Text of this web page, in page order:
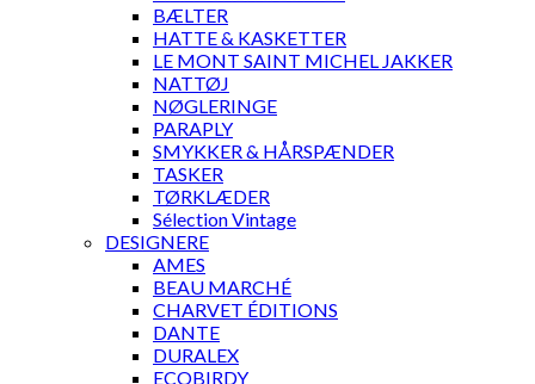
BÆLTER
HATTE & KASKETTER
LE MONT SAINT MICHEL JAKKER
NATTØJ
NØGLERINGE
PARAPLY
SMYKKER & HÅRSPÆNDER
TASKER
TØRKLÆDER
Sélection Vintage
DESIGNERE
AMES
BEAU MARCHÉ
CHARVET ÉDITIONS
DANTE
DURALEX
ECOBIRDY